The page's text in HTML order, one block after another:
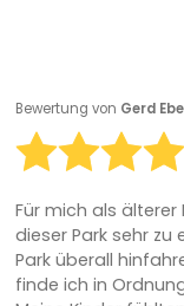
Bewertung von Gerd
Für mich als
dieser Park sehr zu
Park überall
finde ich in